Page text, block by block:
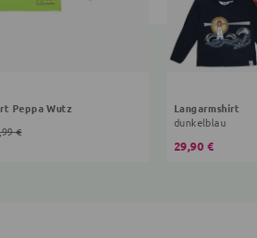
Peppa Wutz
€
Langarmshirt
dunkelblau
29,90 €